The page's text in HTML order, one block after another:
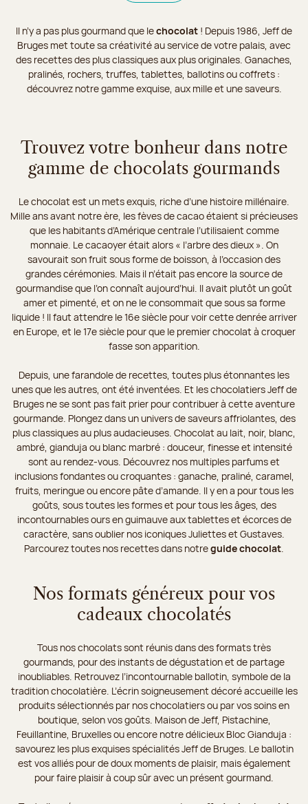
Il n’y a pas plus gourmand que lechocolat ! Depuis 1986, Jeff de
Bruges met toute sa créativité au service de votre palais, avec
des recettes des plus classiques aux plus originales. Ganaches,
pralinés, rochers, truffes, tablettes, ballotins ou coffrets :
découvrez notre gamme exquise, aux mille et une saveurs.
Trouvez votre bonheur dans notre
gamme de chocolats gourmands
Le chocolat est un mets exquis, riche d’une histoire millénaire.
Mille ans avant notre ère, les fèves de cacao étaient si précieuses
que les habitants d’Amérique centrale l’utilisaient comme
monnaie. Le cacaoyer était alors « l’arbre des dieux ». On
savourait son fruit sous forme de boisson, à l’occasion des
grandes cérémonies. Mais il n’était pas encore la source de
gourmandise que l’on connaît aujourd’hui. Il avait plutôt un goût
amer et pimenté, et on ne le consommait que sous sa forme
liquide ! Il faut attendre le 16e siècle pour voir cette denrée arriver
en Europe, et le 17e siècle pour que le premier chocolat à croquer
fasse son apparition.
Depuis, une farandole de recettes, toutes plus étonnantes les
unes que les autres, ont été inventées. Et les chocolatiers Jeff de
Bruges ne se sont pas fait prier pour contribuer à cette aventure
gourmande. Plongez dans un univers de saveurs affriolantes, des
plus classiques au plus audacieuses. Chocolat au lait, noir, blanc,
ambré, gianduja ou blanc marbré : douceur, finesse et intensité
sont au rendez-vous. Découvrez nos multiples parfums et
inclusions fondantes ou croquantes : ganache, praliné, caramel,
fruits, meringue ou encore pâte d’amande. Il y en a pour tous les
goûts, sous toutes les formes et pour tous les âges, des
incontournables ours en guimauve aux tablettes et écorces de
caractère, sans oublier nos iconiques Juliettes et Gustaves.
Parcourez toutes nos recettes dans notreguide chocolat
Nos formats généreux pour vos
cadeaux chocolatés
Tous nos chocolats sont réunis dans des formats très
gourmands, pour des instants de dégustation et de partage
inoubliables. Retrouvez l’incontournable ballotin, symbole de la
tradition chocolatière. L’écrin soigneusement décoré accueille les
produits sélectionnés par nos chocolatiers ou par vos soins en
boutique, selon vos goûts. Maison de Jeff, Pistachine,
Feuillantine, Bruxelles ou encore notre délicieux Bloc Gianduja :
savourez les plus exquises spécialités Jeff de Bruges. Le ballotin
est vos alliés pour de doux moments de plaisir, mais également
pour faire plaisir à coup sûr avec un présent gourmand.